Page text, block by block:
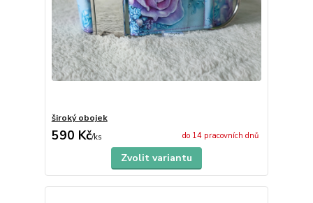
široký obojek
590 Kč/ks do 14 pracovních dnů
Zvolit variantu